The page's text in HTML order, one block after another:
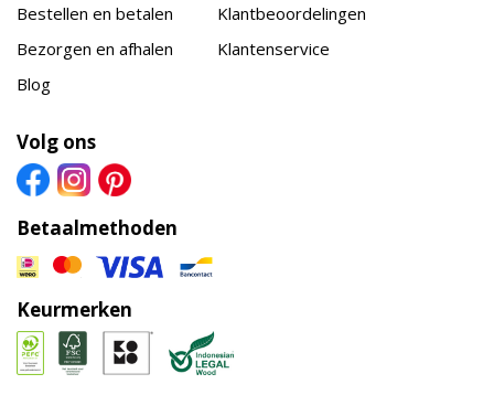
Bestellen en betalen
Bezorgen en afhalen
Blog
Klantbeoordelingen
Klantenservice
Volg ons
Betaalmethoden
Keurmerken